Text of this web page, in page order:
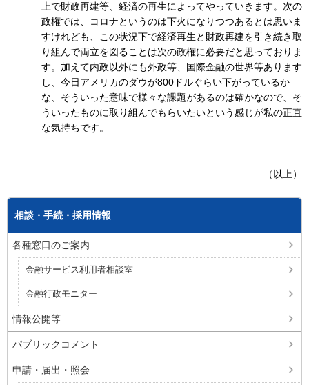
上で財政再建等、経済の再生によってやっていきます。次の
政権では、コロナというのは下火になりつつあるとは思いま
すけれども、この状況下で経済再生と財政再建を引き続き取
り組んで両立を図ることは次の政権に必要だと思っておりま
す。加えて内政以外にも外政等、国際金融の世界等あります
し、今日アメリカのダウが800ドルぐらい下がっているか
な、そういった意味で様々な課題があるのは確かなので、そ
ういったものに取り組んでもらいたいという感じが私の正直
な気持ちです。
（以上）
相談・手続・採用情報
各種窓口のご案内
金融サービス利用者相談室
金融行政モニター
情報公開等
パブリックコメント
申請・届出・照会